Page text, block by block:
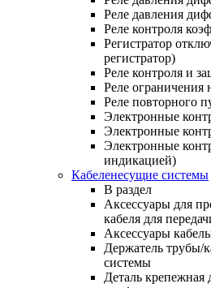
Реле давления
Реле контроля
Регистратор
регистратор)
Реле контроля и
Реле ограничения
Реле повторного
Электронные
Электронные
Электронные
индикацией)
Кабеленесущие системы
В раздел
Аксессуары для
кабеля для
Аксессуары
Держатель трубы/
системы
Деталь крепежная